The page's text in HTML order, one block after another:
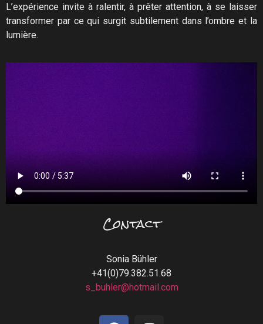
L’expérience invite à ralentir, à prêter attention, à se laisser
transformer par ce qui surgit subtilement dans l’ombre et la
lumière.
Contact
Sonia Bühler
+41(0)79.382.51.68
s_buhler@hotmail.com